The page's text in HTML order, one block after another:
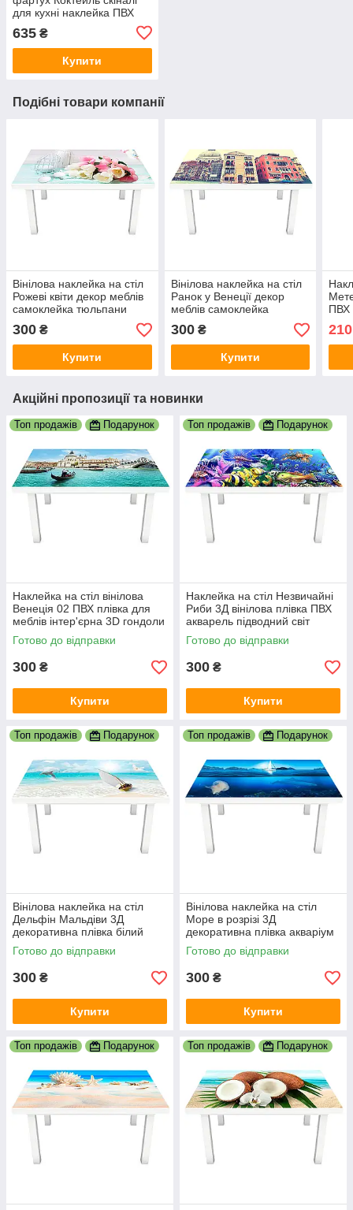
для кухні наклейка ПВХ
лайми цитруси Блакитний
600х2500 мм
635 ₴
Купити
Подібні товари компанії
Вінілова наклейка на стіл
Рожеві квіти декор меблів
самоклейка тюльпани
троянди гіоцинти
Блакитний 600х1200 мм
300 ₴
Купити
Вінілова наклейка на стіл
Ранок у Венеції декор
меблів самоклейка
різнокольорові будинки
канали Блакитний
600х1200 мм
300₴
Купити
ПВХ
210
Акційні пропозиції та новинки
Топ продажів Подарунок
Наклейка на стіл вінілова
Венеція 02 ПВХ плівка для
меблів інтер'єрна 3D гондоли
600х1200 мм
Готово до відправки
300 ₴
Купити
Топ продажів Подарунок
Наклейка на стіл Незвичайні
Риби 3Д вінілова плівка ПВХ
акварель підводний світ
600х1200 мм
Готово до відправки
300 ₴
Купити
Топ продажів Подарунок
Вінілова наклейка на стіл
Дельфін Мальдіви 3Д
декоративна плівка білий
пісок Море Блакитний
600х1200 мм
Готово до відправки
300 ₴
Купити
Топ продажів Подарунок
Вінілова наклейка на стіл
Море в розрізі 3Д
декоративна плівка акваріум
під водою Синій 600х1200
мм
Готово до відправки
300 ₴
Купити
Топ продажів Подарунок Топ продажів Подарунок